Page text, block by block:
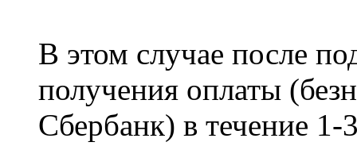
В этом случае после
получения оплаты
Сбербанк) в течение